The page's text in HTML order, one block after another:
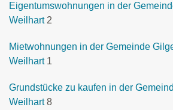
Eigentumswohnungen in der
Weilhart 2
Mietwohnungen in der Gemeinde
Weilhart 1
Grundstücke zu kaufen in der
Weilhart 8